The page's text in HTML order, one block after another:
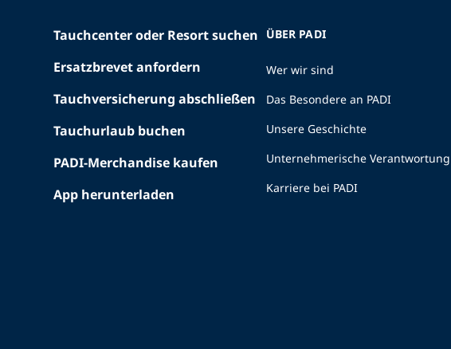
Tauchcenter oder Resort suchen
Ersatzbrevet anfordern
Tauchversicherung abschließen
Tauchurlaub buchen
PADI-Merchandise kaufen
App herunterladen
ÜBER PADI
Wer wir sind
Das Besondere an PADI
Unsere Geschichte
Unternehmerische Verantwortung
Karriere bei PADI